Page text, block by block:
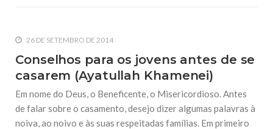
26 DE SETEMBRO DE 2014
Conselhos para os jovens antes de se
casarem (Ayatullah Khamenei)
Em nome do Deus, o Beneficente, o Misericordioso. Antes
de falar sobre o casamento, desejo dizer algumas palavras à
noiva, ao noivo e às suas respeitadas famílias. Em primeiro